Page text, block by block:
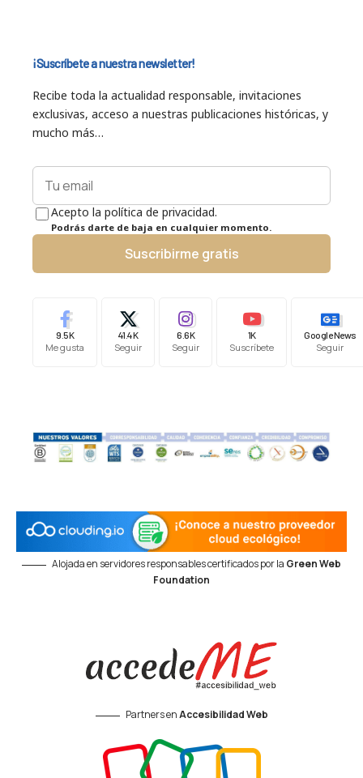
¡Suscríbete a nuestra newsletter!
Recibe toda la actualidad responsable, invitaciones
exclusivas, acceso a nuestras publicaciones históricas, y
mucho más…
Acepto la política de privacidad.
Podrás darte de baja en cualquier momento.
Suscribirme gratis
9.5K
Me gusta
41.4K
Seguir
6.6K
Seguir
1K
Suscríbete
Google News
Seguir
Alojada en servidores responsables certificados por la Green Web
Foundation
Partners enAccesibilidad Web